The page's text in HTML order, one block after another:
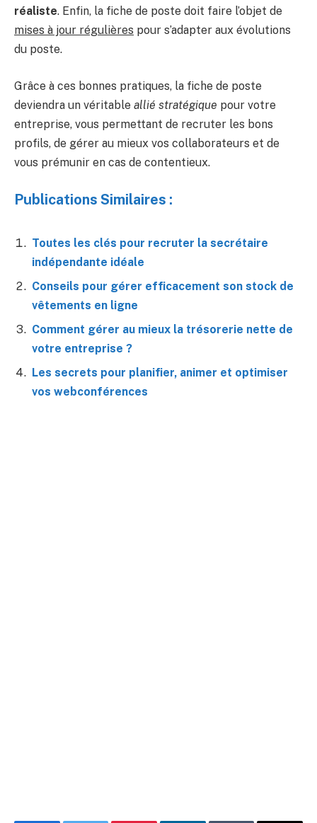
réaliste. Enfin, la fiche de poste doit faire l’objet de
mises à jour régulières pour s’adapter aux évolutions
du poste.
Grâce à ces bonnes pratiques, la fiche de poste
deviendra un véritable allié stratégique pour votre
entreprise, vous permettant de recruter les bons
profils, de gérer au mieux vos collaborateurs et de
vous prémunir en cas de contentieux.
Publications Similaires :
Toutes les clés pour recruter la secrétaire
indépendante idéale
Conseils pour gérer efficacement son stock de
vêtements en ligne
Comment gérer au mieux la trésorerie nette de
votre entreprise ?
Les secrets pour planifier, animer et optimiser
vos webconférences